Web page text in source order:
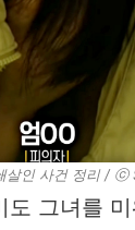
살인 사건 정리 / ⓒ
도 그녀를